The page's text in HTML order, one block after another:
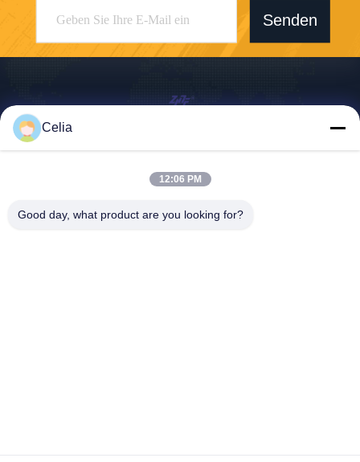
Senden
Shenzhen Zhong Jian South Environment
86--13392805835
Celia
12:06 PM
Good day, what product are you looking for?